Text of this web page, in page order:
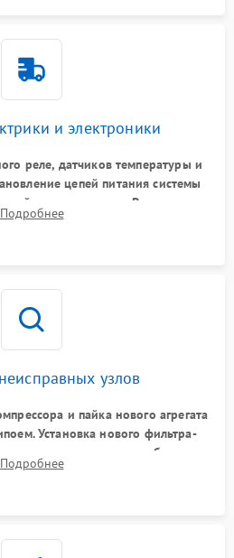
и электроники
реле, датчиков температуры и
цепей питания системы
и вентилятор. Ремонт или
при сбоях алгоритмов.
Подробнее
узлов
и пайка нового агрегата
Установка нового фильтра-
вентиляторов обдува,
поврежденных дверных петель.
Подробнее